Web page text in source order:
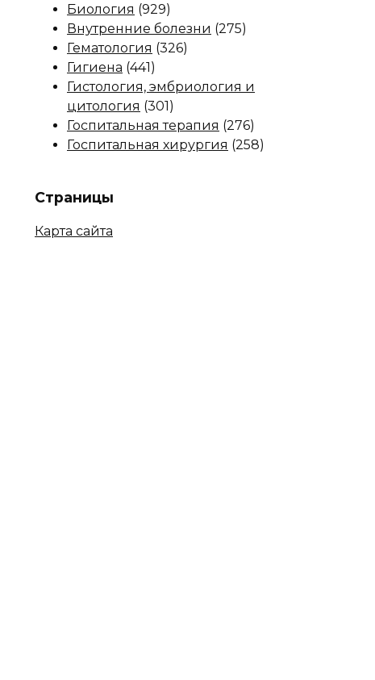
Биология (929)
Внутренние болезни (275)
Гематология (326)
Гигиена (441)
Гистология, эмбриология и
цитология (301)
Госпитальная терапия (276)
Госпитальная хирургия (258)
Страницы
Карта сайта